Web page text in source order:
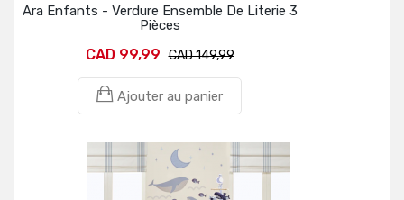
Ara Enfants - Verdure Ensemble De Literie 3
Pièces
CAD 99,99 CAD 149,99
Ajouter au panier